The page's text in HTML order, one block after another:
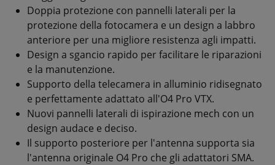
Doppia protezione con pannelli laterali per la
protezione della fotocamera e un design a labbro
anteriore per una migliore resistenza agli impatti.
Design a sgancio rapido per facilitare le riparazioni
e la manutenzione.
Supporto della telecamera in alluminio ridisegnato
e perfettamente adattato all'O4 Pro VTX.
Nuovi pannelli laterali di ispirazione mech con un
design audace e deciso.
Il supporto posteriore per l'antenna supporta sia
l'antenna originale O4 Pro che gli adattatori SMA.